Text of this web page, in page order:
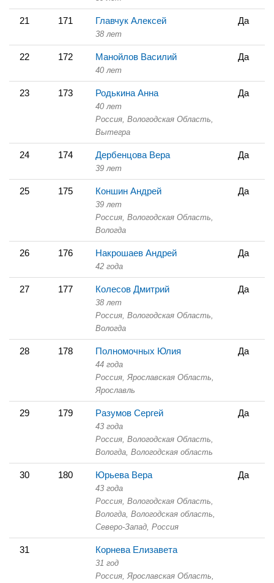
21 171 Главчук Алексей
38 лет
Да
22 172 Манойлов Василий
40 лет
Да
23 173 Родькина Анна
40 лет
Россия, Вологодская Область,
Вытегра
Да
24 174 Дербенцова Вера
39 лет
Да
25 175 Коншин Андрей
39 лет
Россия, Вологодская Область,
Вологда
Да
26 176 Накрошаев Андрей
42 года
Да
27 177 Колесов Дмитрий
38 лет
Россия, Вологодская Область,
Вологда
Да
28 178 Полномочных Юлия
44 года
Россия, Ярославская Область,
Ярославль
Да
29 179 Разумов Сергей
43 года
Россия, Вологодская Область,
Вологда, Вологодская область
Да
30 180 Юрьева Вера
43 года
Россия, Вологодская Область,
Вологда, Вологодская область,
Северо-Запад, Россия
Да
31 Корнева Елизавета
31 год
Россия, Ярославская Область,